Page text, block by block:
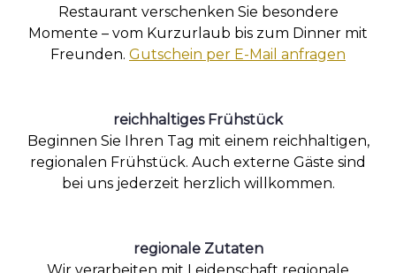
Restaurant verschenken Sie besondere
Momente – vom Kurzurlaub bis zum Dinner mit
Freunden. Gutschein per E-Mail anfragen
reichhaltiges Frühstück
Beginnen Sie Ihren Tag mit einem reichhaltigen,
regionalen Frühstück. Auch externe Gäste sind
bei uns jederzeit herzlich willkommen.
regionale Zutaten
Wir verarbeiten mit Leidenschaft regionale